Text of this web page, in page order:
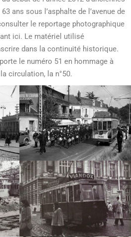
ans sous l’asphalte de l’avenue de
le reportage photographique
ici. Le matériel utilisé
dans la continuité historique.
le numéro 51 en hommage à
circulation, la n°50.